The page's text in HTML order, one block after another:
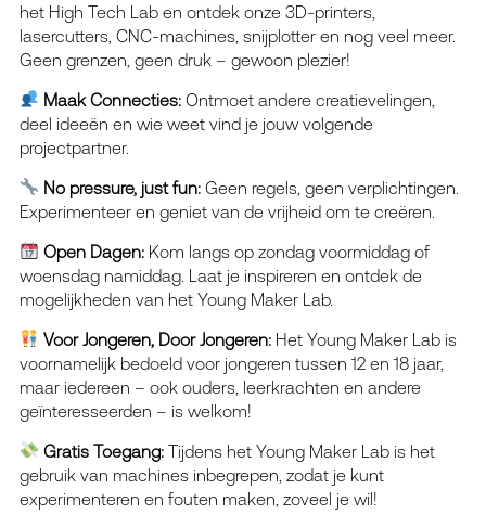
het High Tech Lab en ontdek onze 3D-printers,
lasercutters, CNC-machines, snijplotter en nog veel meer.
Geen grenzen, geen druk – gewoon plezier!
Maak Connecties: Ontmoet andere creatievelingen,
deel ideeën en wie weet vind je jouw volgende
projectpartner.
No pressure, just fun: Geen regels, geen verplichtingen.
Experimenteer en geniet van de vrijheid om te creëren.
Open Dagen: Kom langs op zondag voormiddag of
woensdag namiddag. Laat je inspireren en ontdek de
mogelijkheden van het Young Maker Lab.
Voor Jongeren, Door Jongeren: Het Young Maker Lab is
voornamelijk bedoeld voor jongeren tussen 12 en 18 jaar,
maar iedereen – ook ouders, leerkrachten en andere
geïnteresseerden – is welkom!
Gratis Toegang: Tijdens het Young Maker Lab is het
gebruik van machines inbegrepen, zodat je kunt
experimenteren en fouten maken, zoveel je wil!